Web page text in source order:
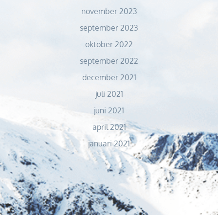
november 2023
september 2023
oktober 2022
september 2022
december 2021
juli 2021
juni 2021
april 2021
januari 2021